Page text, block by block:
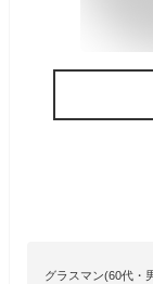
グラスマン(60代・